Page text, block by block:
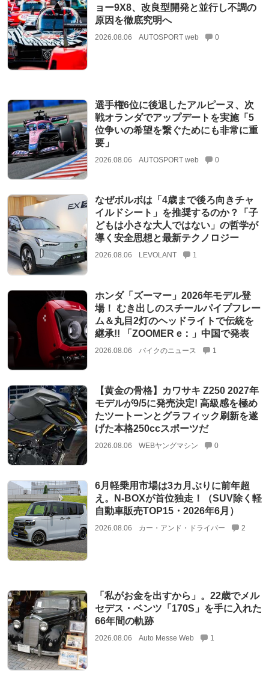
ョー9X8、改良型開発と並行し不調の
原因を徹底究明へ
2026.08.06 AUTOSPORT web 0
選手権6位に後退したアルピーヌ、次
戦オランダでアップデートを実施「5
位争いの希望を繋ぐためにも非常に重
要」
2026.08.06 AUTOSPORT web 0
なぜボルボは「4歳まで後ろ向きチャ
イルドシート」を推奨するのか？「子
どもは小さな大人ではない」の哲学が
導く安全思想と最新テクノロジー
2026.08.06 LEVOLANT 1
ホンダ「ズーマー」2026年モデル登
場！ むき出しのスチールパイプフレー
ム＆丸目2灯のヘッドライトで伝統を
継承!! 「ZOOMER e：」中国で発表
2026.08.06 バイクのニュース 1
【黄金の骨格】カワサキ Z250 2027年
モデルが9/5に発売決定! 高級感を極め
たツートーンとグラフィック刷新を遂
げた本格250ccスポーツだ
2026.08.06 WEBヤングマシン 0
6月軽乗用市場は3カ月ぶりに前年超
え。N-BOXが首位独走！（SUV除く軽
自動車販売TOP15・2026年6月）
2026.08.06 カー・アンド・ドライバー 2
「私がお金を出すから」。22歳でメル
セデス・ベンツ「170S」を手に入れた
66年間の軌跡
2026.08.06 Auto Messe Web 1